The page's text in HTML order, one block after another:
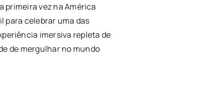
primeira vez na América
para celebrar uma das
imersiva repleta de
de mergulhar no mundo